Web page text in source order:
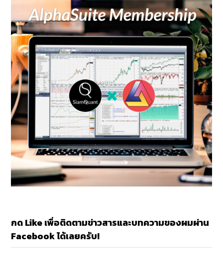
กด Like เพื่อติดตามข่าวสารและบทความของผมผ่าน
Facebook ได้เลยครับ!